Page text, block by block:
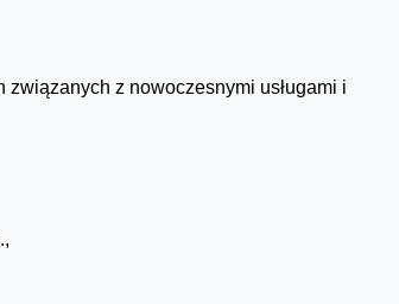
z nowoczesnymi usługami i